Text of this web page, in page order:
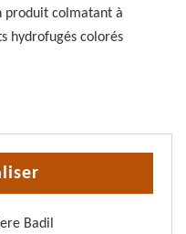
produit colmatant à
hydrofugés colorés
Badil